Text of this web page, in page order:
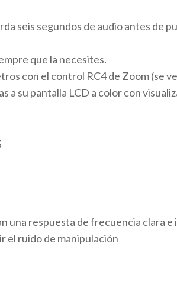
seis segundos de audio antes de
que la necesites.
con el control RC4 de Zoom (se
su pantalla LCD a color con
una respuesta de frecuencia clara e
el ruido de manipulación